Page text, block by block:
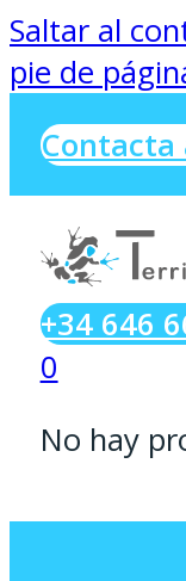
Saltar al
pie de
Contacta
+34 646
0
No hay